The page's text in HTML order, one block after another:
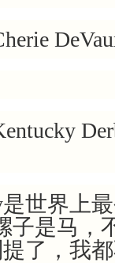
世界上
子是马，
了，我